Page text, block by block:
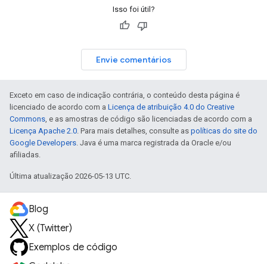
Isso foi útil?
Envie comentários
Exceto em caso de indicação contrária, o conteúdo desta página é
licenciado de acordo com a Licença de atribuição 4.0 do Creative
Commons, e as amostras de código são licenciadas de acordo com a
Licença Apache 2.0. Para mais detalhes, consulte as políticas do site do
Google Developers. Java é uma marca registrada da Oracle e/ou
afiliadas.
Última atualização 2026-05-13 UTC.
Blog
X (Twitter)
Exemplos de código